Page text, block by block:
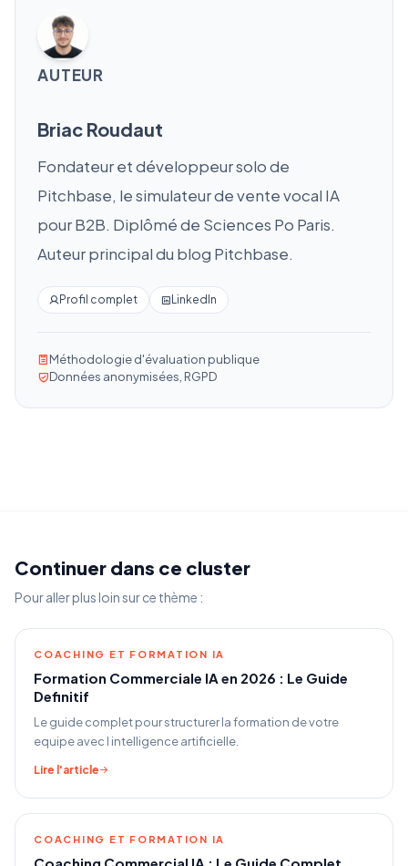
AUTEUR
Briac Roudaut
Fondateur et développeur solo de
Pitchbase, le simulateur de vente vocal IA
pour B2B. Diplômé de Sciences Po Paris.
Auteur principal du blog Pitchbase.
Profil complet LinkedIn
Méthodologie d'évaluation publique
Données anonymisées, RGPD
Continuer dans ce cluster
Pour aller plus loin sur ce thème :
COACHING ET FORMATION IA
Formation Commerciale IA en 2026 : Le Guide
Definitif
Le guide complet pour structurer la formation de votre
equipe avec l intelligence artificielle.
Lire l'article
COACHING ET FORMATION IA